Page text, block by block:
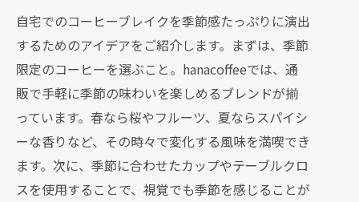
季節の変化を味わうコーヒーの選び方
通販で手に入る特別な季節限定コーヒ
ーとは
季節ごとに異なるコーヒーの楽しみ方
の提案
hanacoffeeの特別ブレンドで季節を楽
しむ
自宅で季節感を演出するコーヒーブレ
自宅でのコーヒーブレイクを季節感たっぷりに演出
するためのアイデアをご紹介します。まずは、季節
限定のコーヒーを選ぶこと。hanacoffeeでは、通
販で手軽に季節の味わいを楽しめるブレンドが揃
っています。春なら桜やフルーツ、夏ならスパイシ
ーな香りなど、その時々で変化する風味を満喫でき
ます。次に、季節に合わせたカップやテーブルクロ
スを使用することで、視覚でも季節を感じることが